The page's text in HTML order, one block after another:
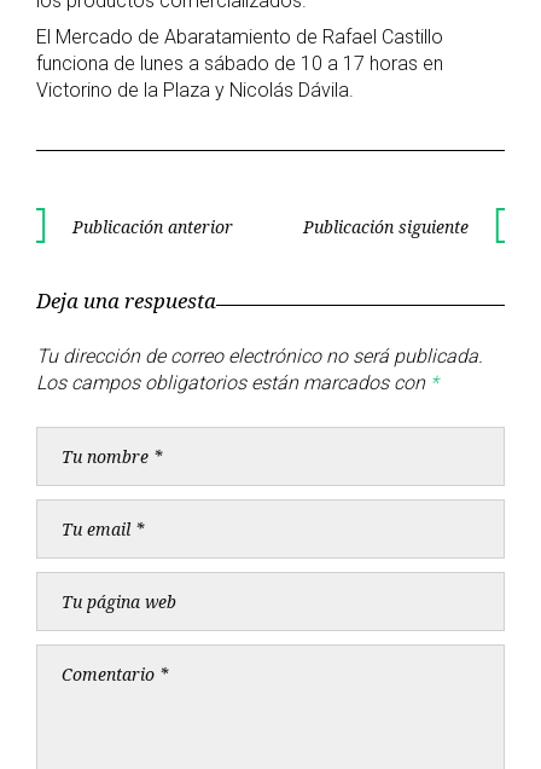
El Mercado de Abaratamiento de Rafael Castillo
funciona de lunes a sábado de 10 a 17 horas en
Victorino de la Plaza y Nicolás Dávila.
Navegación
entradas
Publicación anterior Publicación siguiente
Deja una respuesta
Tu dirección de correo electrónico no será publicada.
Los campos obligatorios están marcados con *